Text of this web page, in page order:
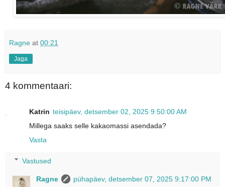
Ragne at 00:21
Jaga
4 kommentaari:
Katrin teisipäev, detsember 02, 2025 9:50:00 AM
Millega saaks selle kakaomassi asendada?
Vasta
Vastused
Ragne
pühapäev, detsember 07, 2025 9:17:00 PM